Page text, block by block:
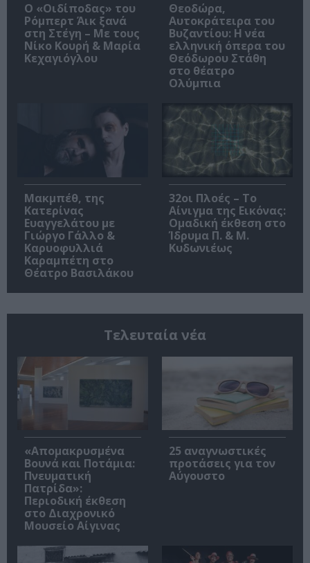
O «Οιδίποδας» του
Ρόμπερτ Άικ ξανά
στη Στέγη – Με τους
Νίκο Κουρή & Μαρία
Κεχαγιόγλου
Θεοδώρα,
Αυτοκράτειρα του
Βυζαντίου: Η νέα
ελληνική όπερα του
Θεόδωρου Στάθη
στο θέατρο
Ολύμπια
Μακμπέθ, της
Κατερίνας
Ευαγγελάτου με
Γιώργο Γάλλο &
Καρυοφυλλιά
Καραμπέτη στο
Θέατρο Βασιλάκου
32οι Πλοές – Το
Αίνιγμα της Εικόνας:
Ομαδική έκθεση στο
Ίδρυμα Π. & Μ.
Κυδωνιέως
Τελευταία νέα
«Απομακρυσμένα
Βουνά και Ποτάμια:
Πνευματική
Πατρίδα»:
Περιοδική έκθεση
στο Διαχρονικό
Μουσείο Αίγινας
25 αναγνωστικές
προτάσεις για τον
Αύγουστο